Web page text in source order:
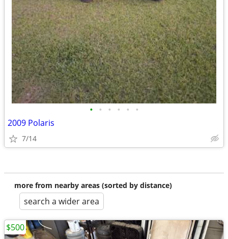
• • • • • •
2009 Polaris
7/14
more from nearby areas (sorted by distance)
search a wider area
$500